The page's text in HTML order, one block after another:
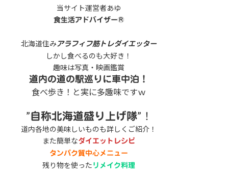
当サイト運営者あゆ
食生活アドバイザー®
北海道住み アラフィフ筋トレダイエッター
しかし食べるのも大好き！
趣味は写真・映画鑑賞
道内の道の駅巡りに車中泊！
食べ歩き！と実に多趣味ですｗ
”自称北海道盛り上げ隊”！
道内各地の美味しいものも詳しくご紹介！
また簡単なダイエットレシピ
タンパク質中心メニュー
残り物を使った リメイク料理